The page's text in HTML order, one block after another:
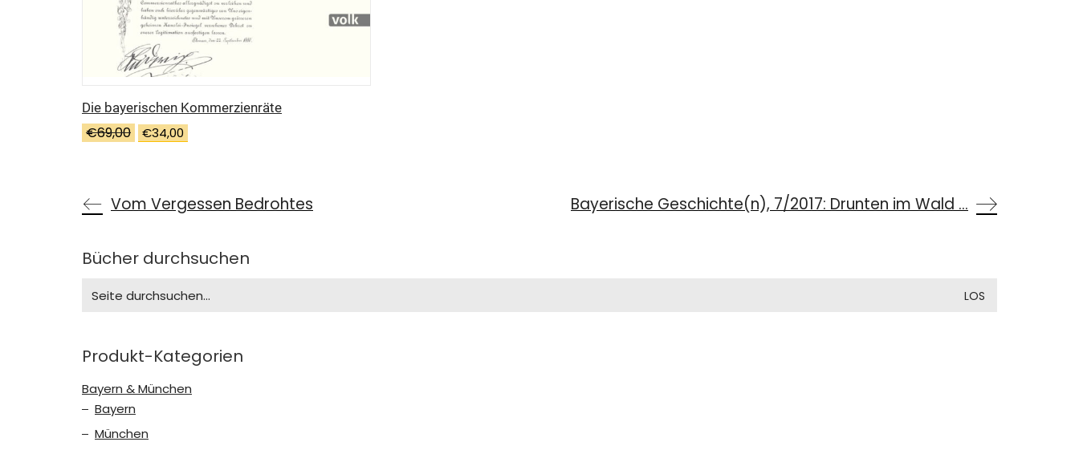
Die bayerischen Kommerzienräte
€69,00
Ursprünglicher
Preis
€34,00
Preis
Vom Vergessen Bedrohtes Bayerische Geschichte(n), 7/2017: Drunten im Wald …
Bücher durchsuchen
for:
Produkt-Kategorien
Bayern & München
Bayern
München